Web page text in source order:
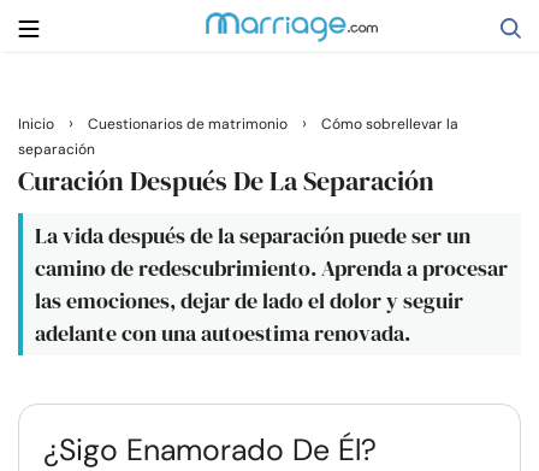
Buscar
Casarse
Relaciones
Familia
Ayuda
Inicio › Cuestionarios de matrimonio › Cómo sobrellevar la
separación
Curación Después De La Separación
La vida después de la separación puede ser un
camino de redescubrimiento. Aprenda a procesar
las emociones, dejar de lado el dolor y seguir
adelante con una autoestima renovada.
¿Sigo Enamorado De Él?